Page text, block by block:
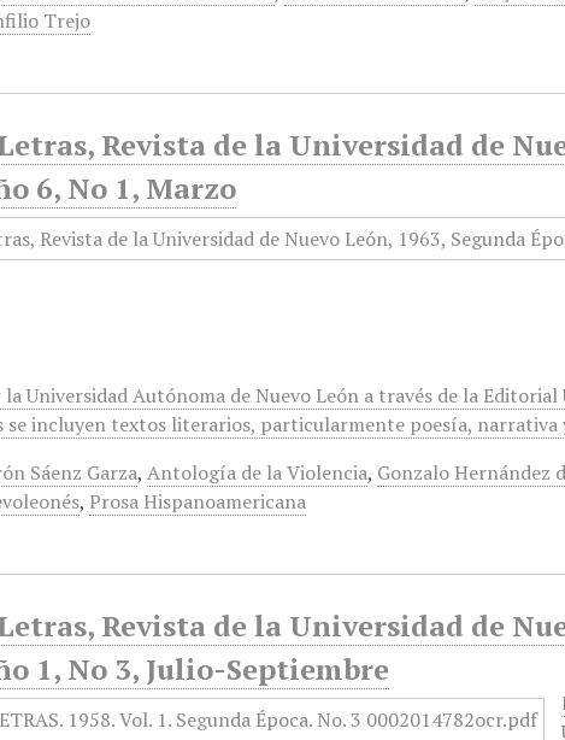
Trejo
Revista de la Universidad de
6, No 1, Marzo
Universidad Autónoma de Nuevo León a través de la
se incluyen textos literarios, particularmente poesía, narrativa
Sáenz Garza,Antología de la Violencia, Gonzalo Hernández
, Prosa Hispanoamericana
Revista de la Universidad de
1, No 3, Julio-Septiembre